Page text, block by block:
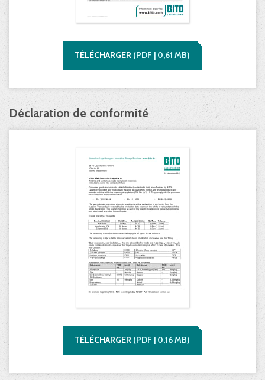
TÉLÉCHARGER (PDF | 0,61 MB)
Déclaration de conformité
TÉLÉCHARGER (PDF | 0,16MB)